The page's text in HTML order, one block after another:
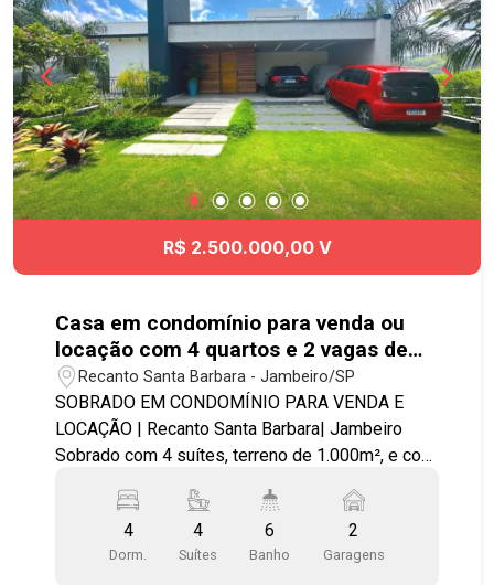
R$ 2.500.000,00 V
Casa em condomínio para venda ou
locação com 4 quartos e 2 vagas de
garagem -520m² | Recanto Santa
Barbara - Jambeiro
Recanto Santa Barbara - Jambeiro/SP
SOBRADO EM CONDOMÍNIO PARA VENDA E
LOCAÇÃO | Recanto Santa Barbara| Jambeiro
Sobrado com 4 suítes, terreno de 1.000m², e com
King, planejada com closet, TV LG OLED 55` -
Suíte Premium, cama Queen, planejada, TV
Samsung 45` - Suíte Infantil, planejada com
4
Dorm.
4
Suítes
6
Banho
2
Garagens